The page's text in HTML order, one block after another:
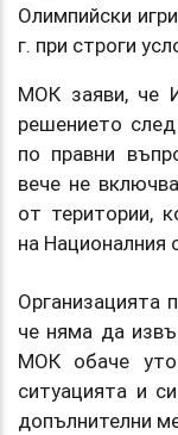
Олимпийски
г. при строги
МОК заяви, че
решението
по правни
вече не
от територии,
на Националния
Организацията
че няма да
МОК обаче
ситуацията и
допълнителни